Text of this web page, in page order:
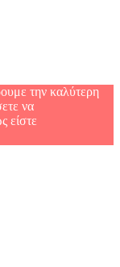
την καλύτερη
να
είστε